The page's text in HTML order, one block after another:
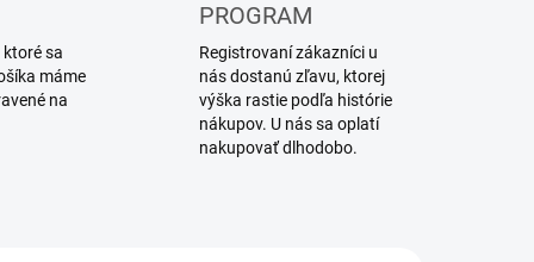
ktoré sa
máme
na
PROGRAM
Registrovaní zákazníci u
nás dostanú zľavu, ktorej
výška rastie podľa histórie
nákupov. U nás sa oplatí
nakupovať dlhodobo.